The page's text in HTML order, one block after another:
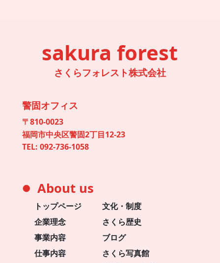
sakura forest
さくらフォレスト株式会社
警固オフィス
〒810-0023
福岡市中央区警固2丁目12-23
TEL: 092-736-1058
● About us
トップページ
企業理念
事業内容
仕事内容
文化・制度
さくら歴史
ブログ
さくら写真館